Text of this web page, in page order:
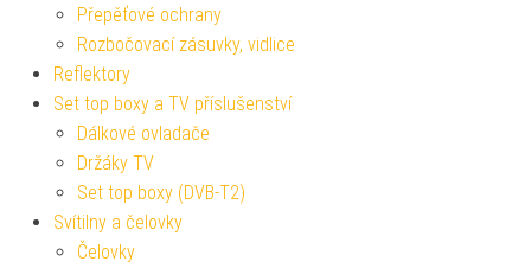
Přepěťové ochrany
Rozbočovací zásuvky, vidlice
Reflektory
Set top boxy a TV příslušenství
Dálkové ovladače
Držáky TV
Set top boxy (DVB-T2)
Svítilny a čelovky
Čelovky